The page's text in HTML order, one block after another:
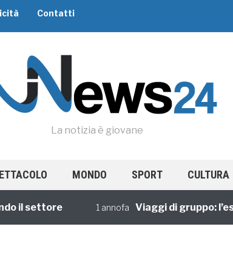
Contatti
La notizia è giovane
MONDO SPORT CULTURA
il settore 1 annofa Viaggi di gruppo: